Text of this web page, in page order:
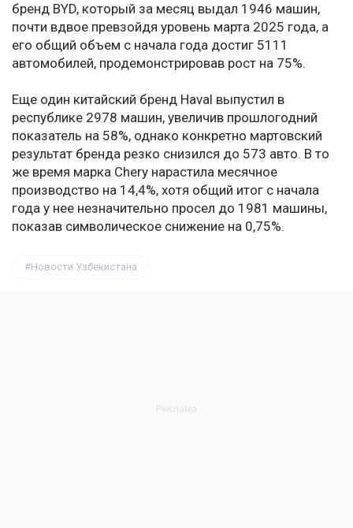
бренд BYD, который за месяц выдал 1946 машин,
почти вдвое превзойдя уровень марта 2025 года, а
его общий объем с начала года достиг 5111
автомобилей, продемонстрировав рост на 75%.
Еще один китайский бренд Haval выпустил в
республике 2978 машин, увеличив прошлогодний
показатель на 58%, однако конкретно мартовский
результат бренда резко снизился до 573 авто. В то
же время марка Chery нарастила месячное
производство на 14,4%, хотя общий итог с начала
года у нее незначительно просел до 1981 машины,
показав символическое снижение на 0,75%.
Новости Узбекистана